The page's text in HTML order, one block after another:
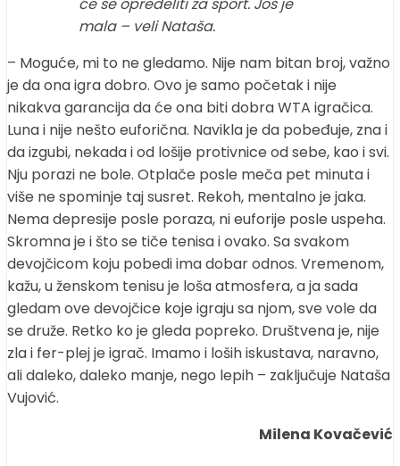
će se opredeliti za sport. Još je
mala – veli Nataša.
– Moguće, mi to ne gledamo. Nije nam bitan broj, važno
je da ona igra dobro. Ovo je samo početak i nije
nikakva garancija da će ona biti dobra WTA igračica.
Luna i nije nešto euforična. Navikla je da pobeđuje, zna i
da izgubi, nekada i od lošije protivnice od sebe, kao i svi.
Nju porazi ne bole. Otplače posle meča pet minuta i
više ne spominje taj susret. Rekoh, mentalno je jaka.
Nema depresije posle poraza, ni euforije posle uspeha.
Skromna je i što se tiče tenisa i ovako. Sa svakom
devojčicom koju pobedi ima dobar odnos. Vremenom,
kažu, u ženskom tenisu je loša atmosfera, a ja sada
gledam ove devojčice koje igraju sa njom, sve vole da
se druže. Retko ko je gleda popreko. Društvena je, nije
zla i fer-plej je igrač. Imamo i loših iskustava, naravno,
ali daleko, daleko manje, nego lepih – zaključuje Nataša
Vujović.
Milena Kovačević